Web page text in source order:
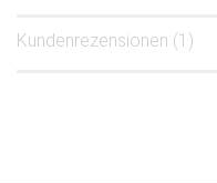
Kundenrezensionen (1)